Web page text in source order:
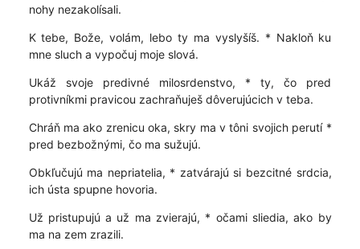
nohy nezakolísali.
K tebe, Bože, volám, lebo ty ma vyslyšíš. * Nakloň ku
mne sluch a vypočuj moje slová.
Ukáž svoje predivné milosrdenstvo, * ty, čo pred
protivníkmi pravicou zachraňuješ dôverujúcich v teba.
Chráň ma ako zrenicu oka, skry ma v tôni svojich perutí *
pred bezbožnými, čo ma sužujú.
Obkľučujú ma nepriatelia, * zatvárajú si bezcitné srdcia,
ich ústa spupne hovoria.
Už pristupujú a už ma zvierajú, * očami sliedia, ako by
ma na zem zrazili.